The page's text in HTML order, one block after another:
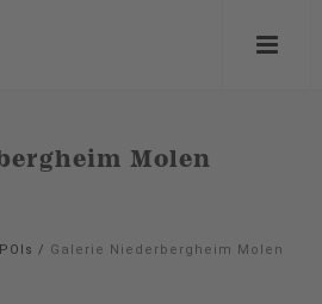
Molen
/ Galerie Niederbergheim Molen